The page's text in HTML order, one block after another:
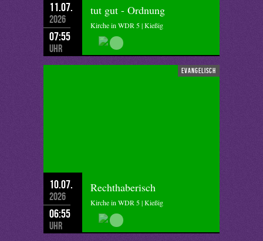
11.07.
2026
07:55
Uhr
tut gut - Ordnung
Kirche in WDR 5 | Kießig
evangelisch
10.07.
2026
06:55
Uhr
Rechthaberisch
Kirche in WDR 5 | Kießig